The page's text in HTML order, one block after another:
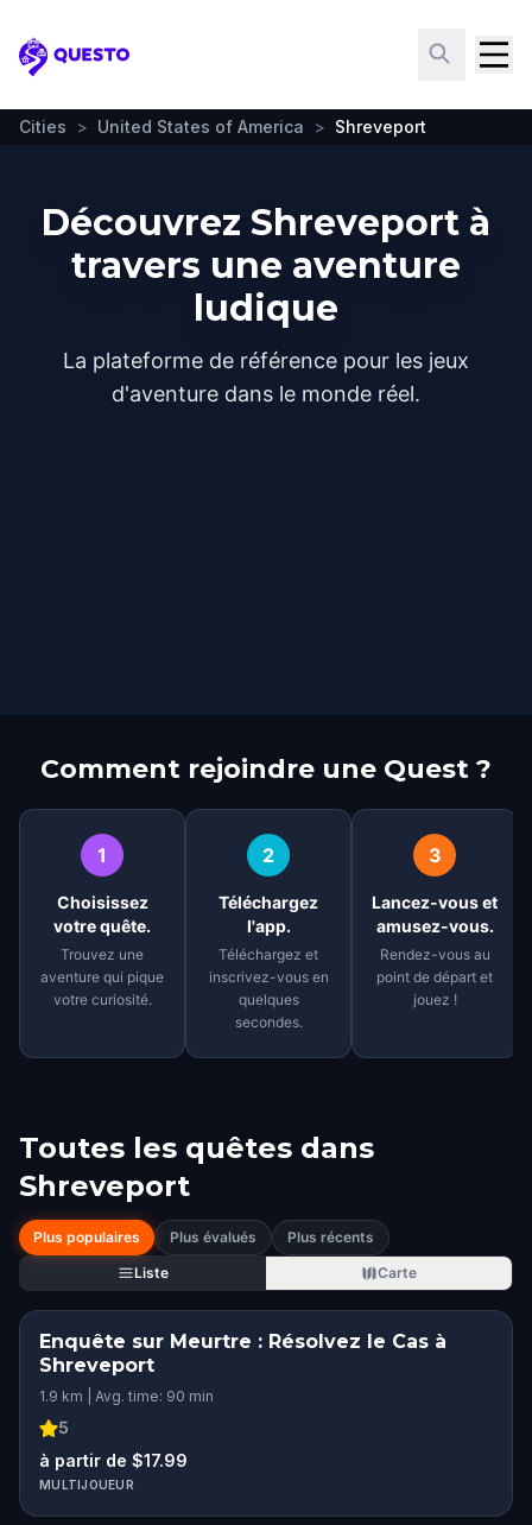
Questo
Cities > United States of America > Shreveport
Découvrez Shreveport à
travers une aventure
ludique
La plateforme de référence pour les jeux
d'aventure dans le monde réel.
Comment rejoindre une Quest ?
1
Choisissez
votre quête.
Trouvez une
aventure qui pique
votre curiosité.
2
Téléchargez
l'app.
Téléchargez et
inscrivez-vous en
quelques
secondes.
3
Lancez-vous et
amusez-vous.
Rendez-vous au
point de départ et
jouez !
Toutes les quêtes dans
Shreveport
Plus populaires Plus évalués
Plus récents
Liste
Carte
Enquête sur Meurtre : Résolvez le Cas à
Shreveport
1.9 km | Avg. time: 90 min
5
à partir de $17.99
MULTIJOUEUR